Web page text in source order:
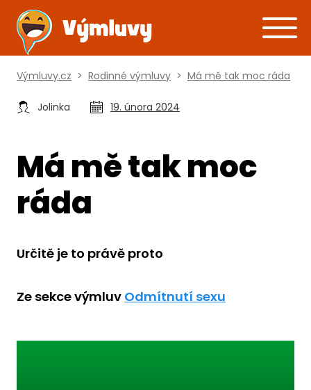
Výmluvy.cz > Rodinné výmluvy > Má mě tak moc ráda
Jolinka 19. února 2024
Má mě tak moc
ráda
Určitě je to právě proto
Ze sekce výmluv Odmítnutí sexu